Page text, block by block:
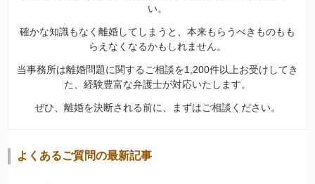
い。
確かな知識もなく離婚してしまうと、本来もらうべきものもも
らえなくなるかもしれません。
当事務所は離婚問題に関するご相談を1,200件以上お受けしてき
た、経験豊富な弁護士が対応いたします。
ぜひ、離婚を決断される前に、まずはご相談ください。
よくあるご質問の最新記事